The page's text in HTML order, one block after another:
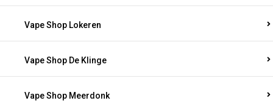
Vape Shop Lokeren
Vape Shop De Klinge
Vape Shop Meerdonk